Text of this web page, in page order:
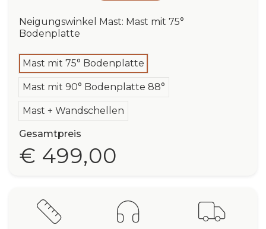
Neigungswinkel Mast: Mast mit 75°
Bodenplatte
Mast mit 75° Bodenplatte
Mast mit 90° Bodenplatte 88°
Mast + Wandschellen
Gesamtpreis
€ 499,00